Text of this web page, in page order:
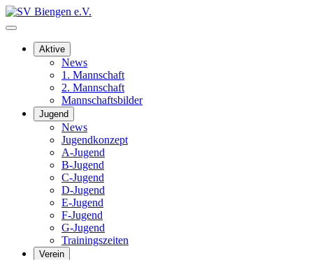
Aktive
News
1. Mannschaft
2. Mannschaft
Mannschaftsbilder
Jugend
News
Jugendkonzept
A-Jugend
B-Jugend
C-Jugend
D-Jugend
E-Jugend
F-Jugend
G-Jugend
Trainingszeiten
Verein